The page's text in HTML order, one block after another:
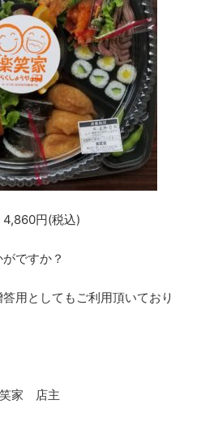
円(税込)
ですか？
用としてもご利用頂いており
家 店主